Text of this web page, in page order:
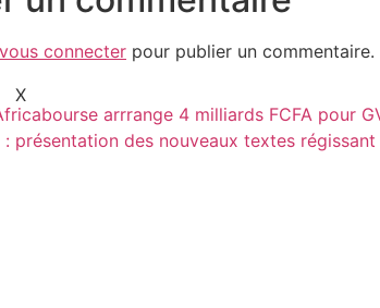
X
vous connecter pour publier un commentaire.
arrrange 4 milliards FCFA pour
: présentation des nouveaux textes